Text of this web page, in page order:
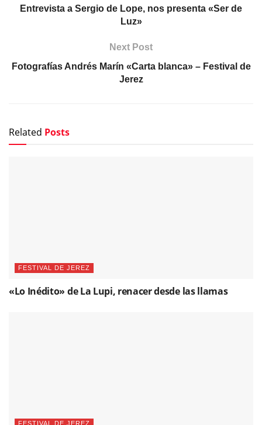
Entrevista a Sergio de Lope, nos presenta «Ser de
Luz»
Next Post
Fotografías Andrés Marín «Carta blanca» – Festival de
Jerez
Related Posts
FESTIVAL DE JEREZ
«Lo Inédito» de La Lupi, renacer desde las llamas
FESTIVAL DE JEREZ